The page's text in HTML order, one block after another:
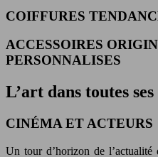
COIFFURES
ACCESSOIRES
PERSONNALISES
L’art dans toutes
CINÉMA ET ACTEURS
Un tour d’horizon de